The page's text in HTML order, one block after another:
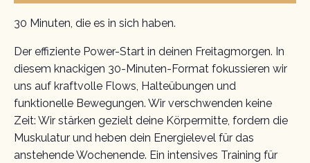
30 Minuten, die es in sich haben.
Der effiziente Power-Start in deinen Freitagmorgen. In
diesem knackigen 30-Minuten-Format fokussieren wir
uns auf kraftvolle Flows, Halteübungen und
funktionelle Bewegungen. Wir verschwenden keine
Zeit: Wir stärken gezielt deine Körpermitte, fordern die
Muskulatur und heben dein Energielevel für das
anstehende Wochenende. Ein intensives Training für